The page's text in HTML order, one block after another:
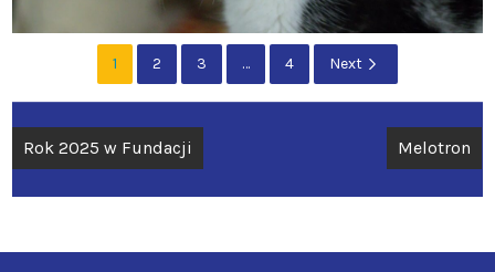
1 2 3 … 4 Next
Nawigacja
wpisu
Rok 2025 w Fundacji Melotron